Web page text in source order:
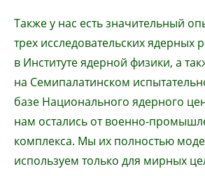
Также у нас есть значительный
трех исследовательских ядерных
в Институте ядерной физики, а
на Семипалатинском
базе Национального ядерного
нам остались от военно-
комплекса. Мы их полностью
используем только для мирных